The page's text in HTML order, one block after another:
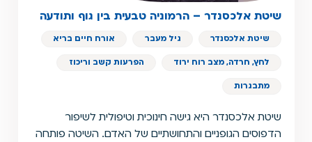
שיטת אלכסנדר – הרמוניה טבעית בין גוף ותודעה
שיטת אלכסנדר גיל מעבר אורח חיים בריא
לחץ, חרדה, מצב רוח ירוד הפרעות קשב וריכוז
מתבגרות
שיטת אלכסנדר היא גישה חינוכית וטיפולית לשיפור
הדפוסים הגופניים והתחושתיים של האדם. השיטה פותחה